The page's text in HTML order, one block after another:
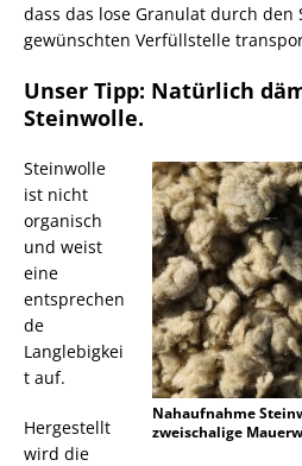
dass das lose Granulat durch den
gewünschten Verfüllstelle
Unser Tipp: Natürlich
Steinwolle.
Nahaufnahme
zweischalige
Steinwolle
ist nicht
organisch
und weist
eine
entsprechen
de
Langlebigkei
t auf.
Hergestellt
wird die